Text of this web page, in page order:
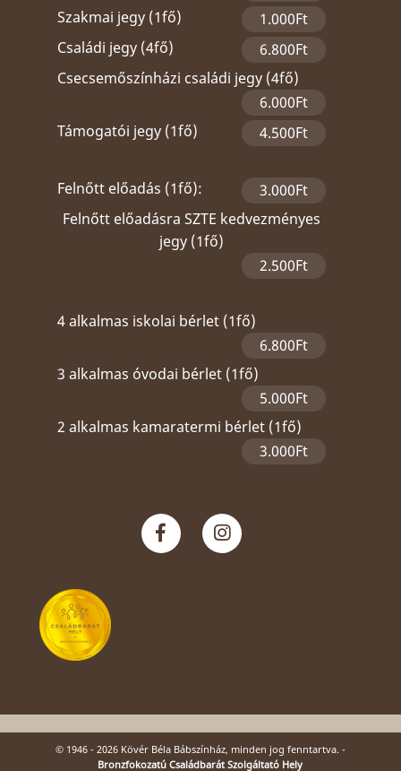
Szakmai jegy (1fő)
1.000Ft
Családi jegy (4fő)
6.800Ft
Csecsemőszínházi családi jegy (4fő)
6.000Ft
Támogatói jegy (1fő)
4.500Ft
Felnőtt előadás (1fő):
3.000Ft
Felnőtt előadásra SZTE kedvezményes
jegy (1fő)
2.500Ft
4 alkalmas iskolai bérlet (1fő)
6.800Ft
3 alkalmas óvodai bérlet (1fő)
5.000Ft
2 alkalmas kamaratermi bérlet (1fő)
3.000Ft
© 1946 - 2026 Kövér Béla Bábszínház, minden jog fenntartva. -
Bronzfokozatú Családbarát Szolgáltató Hely